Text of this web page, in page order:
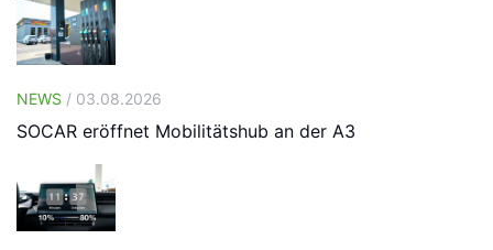
NEWS / 03.08.2026
SOCAR eröffnet Mobilitätshub an der A3